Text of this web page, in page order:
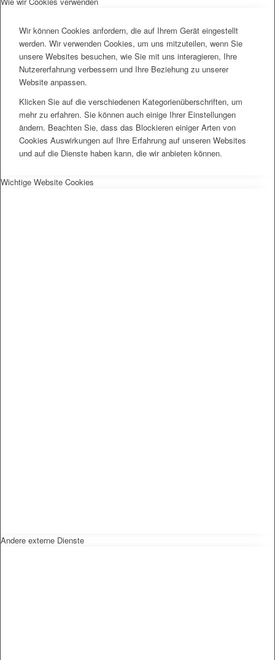
Wir können Cookies anfordern, die auf Ihrem Gerät eingestellt
werden. Wir verwenden Cookies, um uns mitzuteilen, wenn Sie
unsere Websites besuchen, wie Sie mit uns interagieren, Ihre
Nutzererfahrung verbessern und Ihre Beziehung zu unserer
Website anpassen.
Klicken Sie auf die verschiedenen Kategorienüberschriften, um
mehr zu erfahren. Sie können auch einige Ihrer Einstellungen
ändern. Beachten Sie, dass das Blockieren einiger Arten von
Cookies Auswirkungen auf Ihre Erfahrung auf unseren Websites
und auf die Dienste haben kann, die wir anbieten können.
Wichtige Website Cookies
Andere externe Dienste